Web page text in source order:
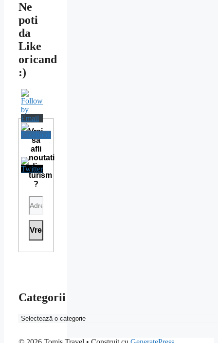
Ne
poti
da
Like
oricand
:)
Vrei
sa
afli
noutati
din
turism
?
Categorii
Categorii